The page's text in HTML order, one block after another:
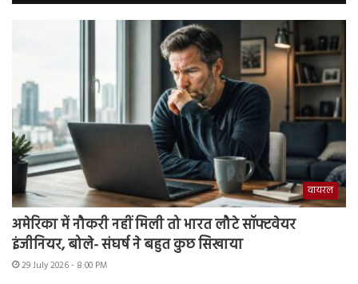
वायरल
अमेरिका में नौकरी नहीं मिली तो भारत लौटे सॉफ्टवेयर
इंजीनियर, बोले- संघर्ष ने बहुत कुछ सिखाया
29 July 2026 - 8:00 PM